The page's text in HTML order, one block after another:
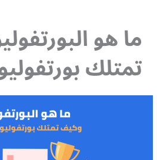
ما هو
تمتلك